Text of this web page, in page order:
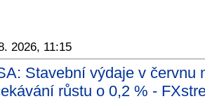
2026, 11:15
Stavební výdaje v červnu
růstu o 0,2 % -